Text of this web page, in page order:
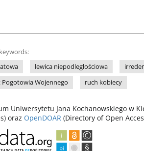
lewica niepodległościowa
Pogotowia Wojennego
ruch kobiecy
Uniwersytetu Jana Kochanowskiego w
oraz OpenDOAR (Directory of Open